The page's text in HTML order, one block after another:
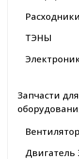
ТЭНЫ
Запчасти
Двигатель